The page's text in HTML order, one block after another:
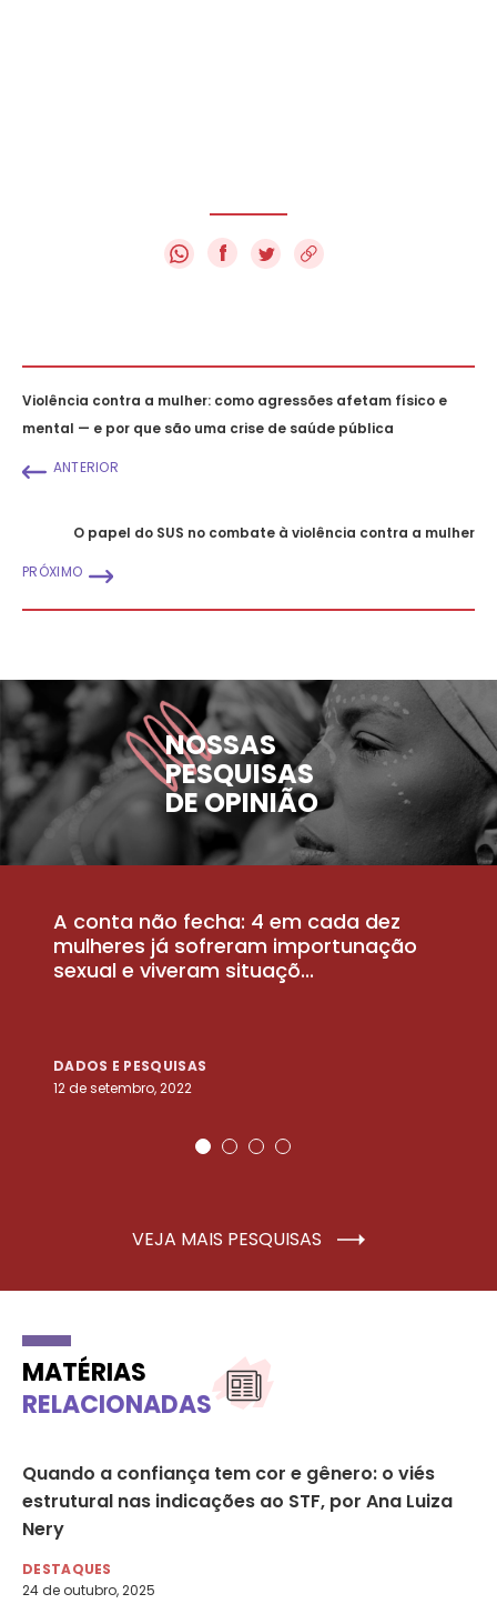
f
Violência contra a mulher: como agressões afetam físico e
mental — e por que são uma crise de saúde pública
ANTERIOR
O papel do SUS no combate à violência contra a mulher
PRÓXIMO
NOSSAS
PESQUISAS
DE OPINIÃO
A conta não fecha: 4 em cada dez
mulheres já sofreram importunação
sexual e viveram situaçõ...
DADOS E PESQUISAS
12 de setembro, 2022
VEJA MAIS PESQUISAS
MATÉRIAS
RELACIONADAS
Quando a confiança tem cor e gênero: o viés
estrutural nas indicações ao STF, por Ana Luiza
Nery
DESTAQUES
24 de outubro, 2025